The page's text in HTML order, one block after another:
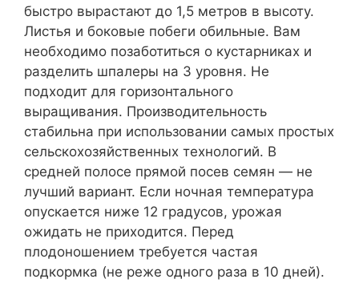
быстро вырастают до 1,5 метров в высоту.
Листья и боковые побеги обильные. Вам
необходимо позаботиться о кустарниках и
разделить шпалеры на 3 уровня. Не
подходит для горизонтального
выращивания. Производительность
стабильна при использовании самых простых
сельскохозяйственных технологий. В
средней полосе прямой посев семян — не
лучший вариант. Если ночная температура
опускается ниже 12 градусов, урожая
ожидать не приходится. Перед
плодоношением требуется частая
подкормка (не реже одного раза в 10 дней).